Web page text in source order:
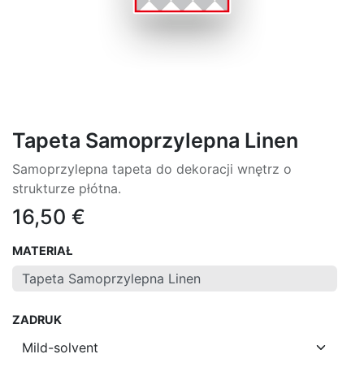
Tapeta Samoprzylepna Linen
Samoprzylepna tapeta do dekoracji wnętrz o
strukturze płótna.
16,50 €
MATERIAŁ
ZADRUK